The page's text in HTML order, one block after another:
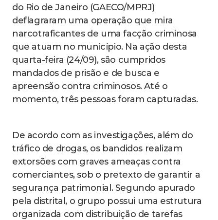
do Rio de Janeiro (GAECO/MPRJ)
deflagraram uma operação que mira
narcotraficantes de uma facção criminosa
que atuam no município. Na ação desta
quarta-feira (24/09), são cumpridos
mandados de prisão e de busca e
apreensão contra criminosos. Até o
momento, três pessoas foram capturadas.
De acordo com as investigações, além do
tráfico de drogas, os bandidos realizam
extorsões com graves ameaças contra
comerciantes, sob o pretexto de garantir a
segurança patrimonial. Segundo apurado
pela distrital, o grupo possui uma estrutura
organizada com distribuição de tarefas